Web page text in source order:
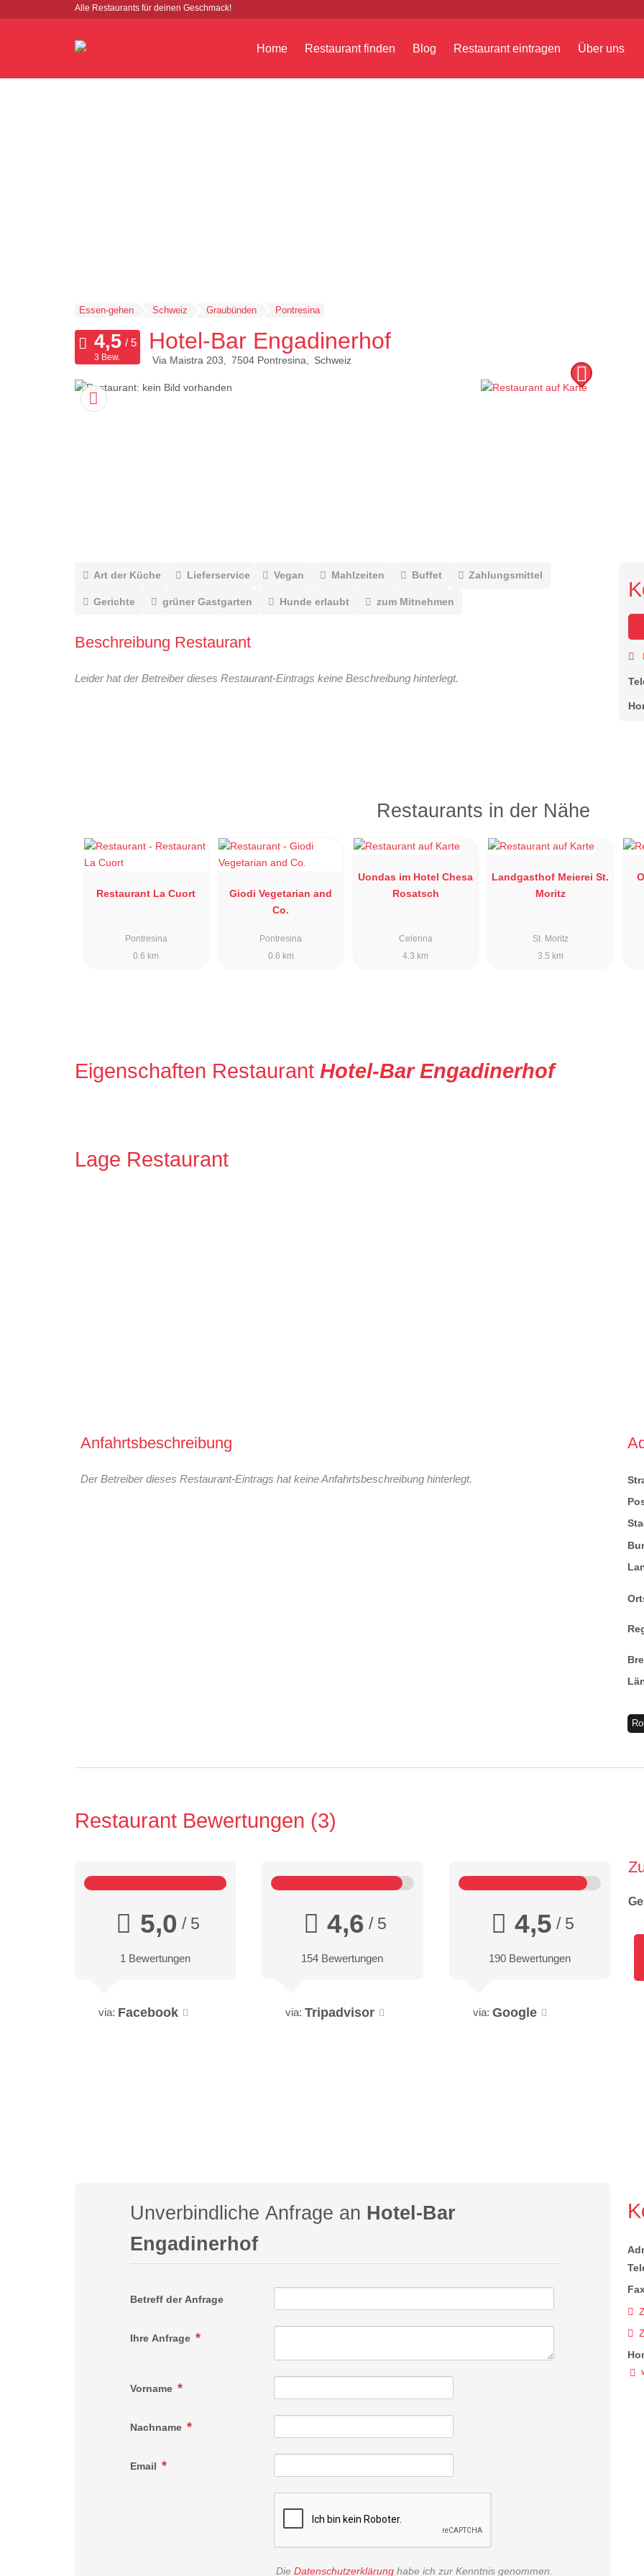
Alle Restaurants für deinen Geschmack!
Home Restaurant finden Blog Restaurant eintragen Über uns
Essen-gehen Schweiz Graubünden Pontresina
Hotel-Bar Engadinerhof
Via Maistra 203 7504 Pontresina Schweiz
3 Bew.
Art der Küche Lieferservice Vegan Mahlzeiten Buffet Zahlungsmittel
Gerichte grüner Gastgarten Hunde erlaubt zum Mitnehmen
Beschreibung Restaurant
Leider hat der Betreiber dieses Restaurant-Eintrags keine Beschreibung hinterlegt.
Restaurants in der Nähe
Restaurant La Cuort
Pontresina
0.6 km
Giodi Vegetarian and
Co.
Pontresina
0.6 km
Uondas im Hotel Chesa
Rosatsch
Celerina
4.3 km
Landgasthof Meierei St.
Moritz
St. Moritz
3.5 km
Eigenschaften Restaurant Hotel-Bar Engadinerhof
Lage Restaurant
Anfahrtsbeschreibung
Der Betreiber dieses Restaurant-Eintrags hat keine Anfahrtsbeschreibung hinterlegt.
Restaurant Bewertungen 3
5,0 / 5
1 Bewertungen
via: Facebook
4,6 / 5
154 Bewertungen
via: Tripadvisor
4,5 / 5
190 Bewertungen
via: Google
Unverbindliche Anfrage an Hotel-Bar
Engadinerhof
Betreff der Anfrage
Ihre Anfrage
Vorname
Nachname
Email
DieDatenschutzerklärung habe ich zur Kenntnis genommen.